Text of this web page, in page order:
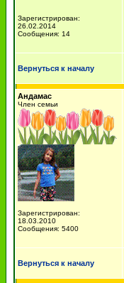
Зарегистрирован:
26.02.2014
Сообщения: 14
Вернуться к началу
Андамас
Член семьи
Зарегистрирован:
18.03.2010
Сообщения: 5400
Вернуться к началу